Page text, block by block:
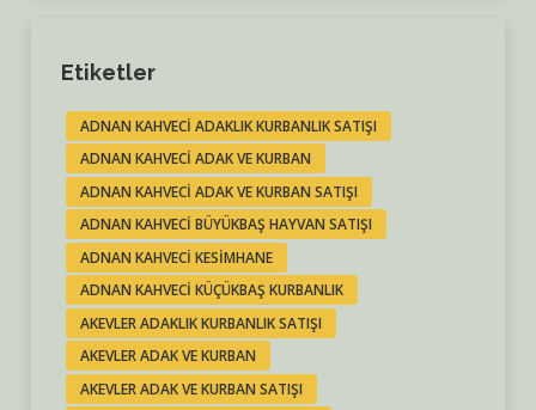
Etiketler
ADNAN KAHVECI ADAKLIK KURBANLIK SATIŞI
ADNAN KAHVECI ADAK VE KURBAN
ADNAN KAHVECI ADAK VE KURBAN SATIŞI
ADNAN KAHVECI BÜYÜKBAŞ HAYVAN SATIŞI
ADNAN KAHVECI KESIMHANE
ADNAN KAHVECI KÜÇÜKBAŞ KURBANLIK
AKEVLER ADAKLIK KURBANLIK SATIŞI
AKEVLER ADAK VE KURBAN
AKEVLER ADAK VE KURBAN SATIŞI